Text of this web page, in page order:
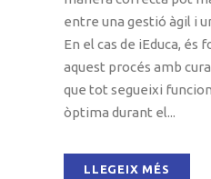
entre una gestió àgil i
En el cas de iEduca,
aquest procés amb
que tot segueixi
òptima durant el...
LLEGEIX MÉS